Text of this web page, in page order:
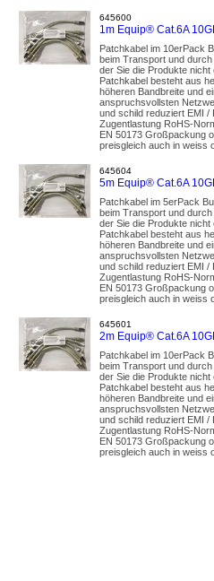
645600
1m Equip® Cat.6A
Patchkabel im 10erPack
beim Transport und
der Sie die Produkte
Patchkabel besteht aus
höheren Bandbreite und
anspruchsvollsten
und schild reduziert EMI /
Zugentlastung RoHS-
EN 50173 Großpackung
preisgleich auch in weiss
645604
5m Equip® Cat.6A
Patchkabel im 5erPack
beim Transport und
der Sie die Produkte
Patchkabel besteht aus
höheren Bandbreite und
anspruchsvollsten
und schild reduziert EMI /
Zugentlastung RoHS-
EN 50173 Großpackung
preisgleich auch in weiss
645601
2m Equip® Cat.6A
Patchkabel im 10erPack
beim Transport und
der Sie die Produkte
Patchkabel besteht aus
höheren Bandbreite und
anspruchsvollsten
und schild reduziert EMI /
Zugentlastung RoHS-
EN 50173 Großpackung
preisgleich auch in weiss